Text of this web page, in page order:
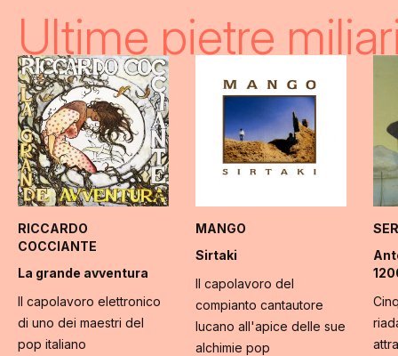
Ultime pietre
RICCARDO
COCCIANTE
La grande avventura
Il capolavoro elettronico
di uno dei maestri del
pop italiano
MANGO
Sirtaki
Il capolavoro del
compianto cantautore
lucano all'apice delle sue
alchimie pop